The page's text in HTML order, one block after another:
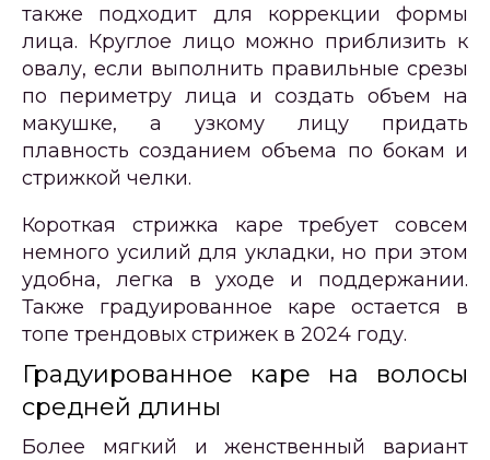
также подходит для коррекции формы
лица. Круглое лицо можно приблизить к
овалу, если выполнить правильные срезы
по периметру лица и создать объем на
макушке, а узкому лицу придать
плавность созданием объема по бокам и
стрижкой челки.
Короткая стрижка каре требует совсем
немного усилий для укладки, но при этом
удобна, легка в уходе и поддержании.
Также градуированное каре остается в
топе трендовых стрижек в 2024 году.
Градуированное каре на волосы
средней длины
Более мягкий и женственный вариант